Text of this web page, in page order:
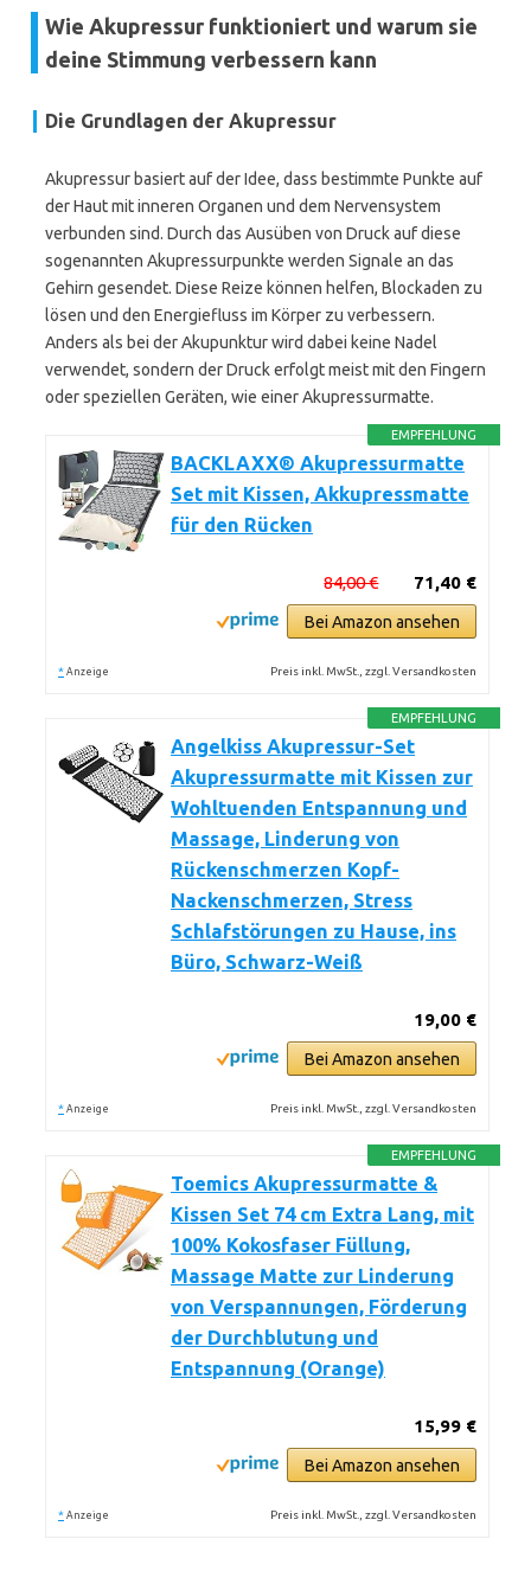
Wie Akupressur funktioniert und warum sie
deine Stimmung verbessern kann
Die Grundlagen der Akupressur
Akupressur basiert auf der Idee, dass bestimmte Punkte auf
der Haut mit inneren Organen und dem Nervensystem
verbunden sind. Durch das Ausüben von Druck auf diese
sogenannten Akupressurpunkte werden Signale an das
Gehirn gesendet. Diese Reize können helfen, Blockaden zu
lösen und den Energiefluss im Körper zu verbessern.
Anders als bei der Akupunktur wird dabei keine Nadel
verwendet, sondern der Druck erfolgt meist mit den Fingern
oder speziellen Geräten, wie einer Akupressurmatte.
EMPFEHLUNG
BACKLAXX® Akupressurmatte
Set mit Kissen, Akkupressmatte
für den Rücken
71,40 €
84,00 €
Bei Amazon ansehen
* Anzeige Preis inkl. MwSt., zzgl. Versandkosten
EMPFEHLUNG
Angelkiss Akupressur-Set
Akupressurmatte mit Kissen zur
Wohltuenden Entspannung und
Massage, Linderung von
Rückenschmerzen Kopf-
Nackenschmerzen, Stress
Schlafstörungen zu Hause, ins
Büro, Schwarz-Weiß
19,00 €
Bei Amazon ansehen
* Anzeige Preis inkl. MwSt., zzgl. Versandkosten
EMPFEHLUNG
Toemics Akupressurmatte &
Kissen Set 74 cm Extra Lang, mit
100% Kokosfaser Füllung,
Massage Matte zur Linderung
von Verspannungen, Förderung
der Durchblutung und
Entspannung (Orange)
15,99 €
Bei Amazon ansehen
* Anzeige Preis inkl. MwSt., zzgl. Versandkosten